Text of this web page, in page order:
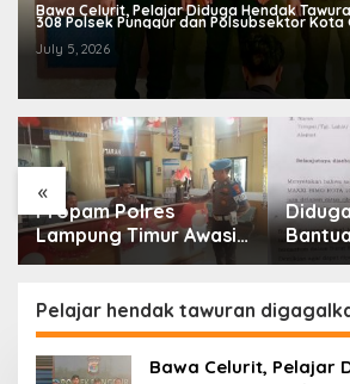
Bawa Celurit, Pelajar Diduga Hendak
308 Polsek Punggur dan Polsubsektor Kota
July 5, 2026
«
Propam Polres
Lampung Timur Awasi
Pelayanan Publik,
Terlayani Secara
Profesional
DPRD
Aparat
Pelajar hendak tawuran
Bawa Celurit, Pelajar